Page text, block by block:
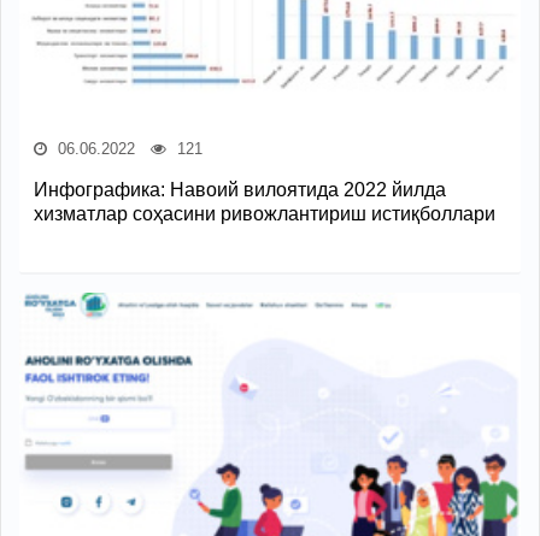
06.06.2022 121
Инфографика: Навоий вилоятида 2022 йилда
хизматлар соҳасини ривожлантириш истиқболлари